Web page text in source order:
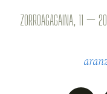
ZORROAGAGAINA, 11 —